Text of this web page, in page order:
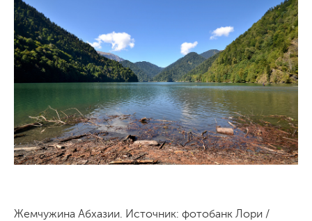
Жемчужина Абхазии. Источник: фотобанк Лори /